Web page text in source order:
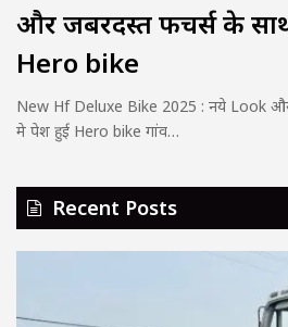
और जबरदस्त फीचर्स के
Hero bike
New Hf Deluxe Bike 2025 : नये Look और
मे पेश हुई Hero bike गांव…
Recent Posts